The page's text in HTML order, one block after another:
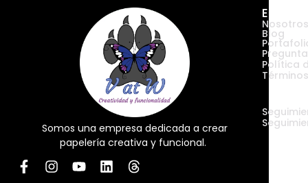
Somos una empresa dedicada a crear
papelería creativa y funcional.
Nosotros
Blog
Política